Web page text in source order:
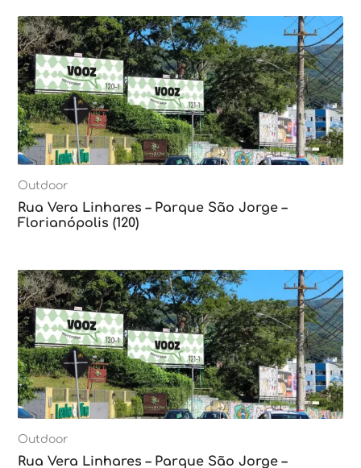
Outdoor
Rua Vera Linhares – Parque São Jorge –
Florianópolis (120)
Outdoor
Rua Vera Linhares – Parque São Jorge –